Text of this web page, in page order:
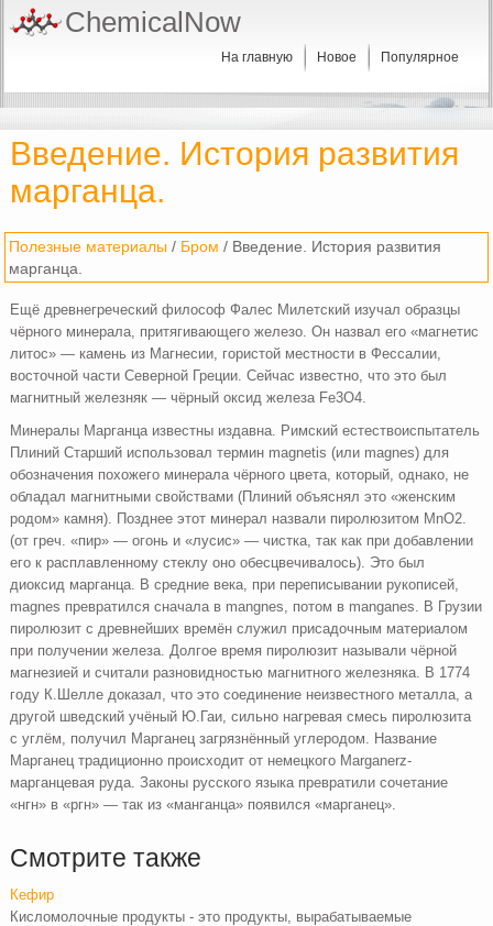
ChemicalNow
На главную Новое Популярное
Введение. История развития
марганца.
Полезные материалы / Бром / Введение. История развития
марганца.
Ещё древнегреческий философ Фалес Милетский изучал образцы
чёрного минерала, притягивающего железо. Он назвал его «магнетис
литос» — камень из Магнесии, гористой местности в Фессалии,
восточной части Северной Греции. Сейчас известно, что это был
магнитный железняк — чёрный оксид железа Fe3O4.
Минералы Марганца известны издавна. Римский естествоиспытатель
Плиний Старший использовал термин magnetis (или magnes) для
обозначения похожего минерала чёрного цвета, который, однако, не
обладал магнитными свойствами (Плиний объяснял это «женским
родом» камня). Позднее этот минерал назвали пиролюзитом MnO2.
(от греч. «пир» — огонь и «лусис» — чистка, так как при добавлении
его к расплавленному стеклу оно обесцвечивалось). Это был
диоксид марганца. В средние века, при переписывании рукописей,
magnes превратился сначала в mangnes, потом в manganes. В Грузии
пиролюзит с древнейших времён служил присадочным материалом
при получении железа. Долгое время пиролюзит называли чёрной
магнезией и считали разновидностью магнитного железняка. В 1774
году К.Шелле доказал, что это соединение неизвестного металла, а
другой шведский учёный Ю.Гаи, сильно нагревая смесь пиролюзита
с углём, получил Марганец загрязнённый углеродом. Название
Марганец традиционно происходит от немецкого Marganerz-
марганцевая руда. Законы русского языка превратили сочетание
«нгн» в «ргн» — так из «манганца» появился «марганец».
Смотрите также
Кефир
Кисломолочные продукты - это продукты, вырабатываемые